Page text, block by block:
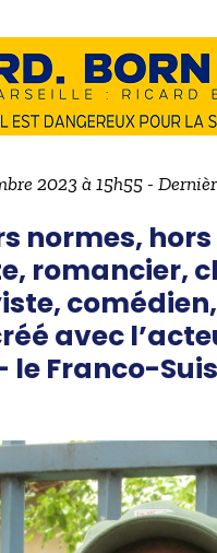
2023 à 15h55 -
normes,
romancier,
avec
Franco-